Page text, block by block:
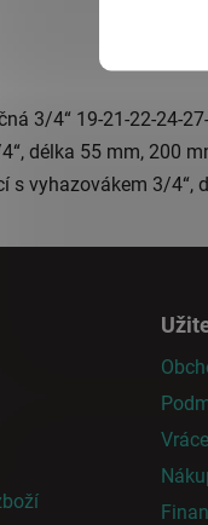
3/4“ 19-21-22-24-
délka 55 mm, 200
s vyhazovákem 3/4“,